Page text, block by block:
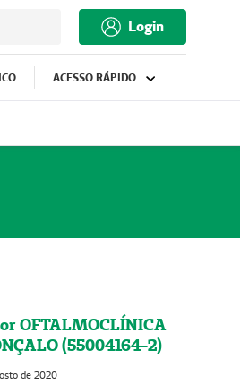
Login
ACESSO RÁPIDO
OFTALMOCLÍNICA
(55004164-2)
de 2020